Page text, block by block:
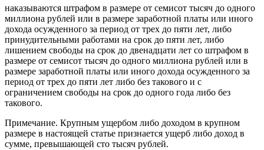
наказываются штрафом в размере от семисот тысяч до одного
миллиона рублей или в размере заработной платы или иного
дохода осужденного за период от трех до пяти лет, либо
принудительными работами на срок до пяти лет, либо
лишением свободы на срок до двенадцати лет со штрафом в
размере от семисот тысяч до одного миллиона рублей или в
размере заработной платы или иного дохода осужденного за
период от трех до пяти лет либо без такового и с
ограничением свободы на срок до одного года либо без
такового.
Примечание. Крупным ущербом либо доходом в крупном
размере в настоящей статье признается ущерб либо доход в
сумме, превышающей сто тысяч рублей.